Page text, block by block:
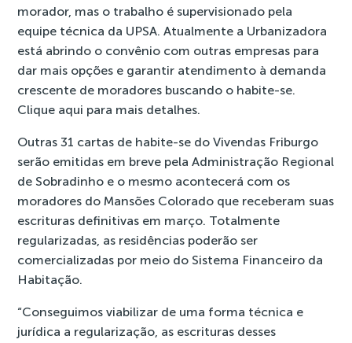
morador, mas o trabalho é supervisionado pela
equipe técnica da UPSA. Atualmente a Urbanizadora
está abrindo o convênio com outras empresas para
dar mais opções e garantir atendimento à demanda
crescente de moradores buscando o habite-se.
Clique aqui para mais detalhes.
Outras 31 cartas de habite-se do Vivendas Friburgo
serão emitidas em breve pela Administração Regional
de Sobradinho e o mesmo acontecerá com os
moradores do Mansões Colorado que receberam suas
escrituras definitivas em março. Totalmente
regularizadas, as residências poderão ser
comercializadas por meio do Sistema Financeiro da
Habitação.
“Conseguimos viabilizar de uma forma técnica e
jurídica a regularização, as escrituras desses